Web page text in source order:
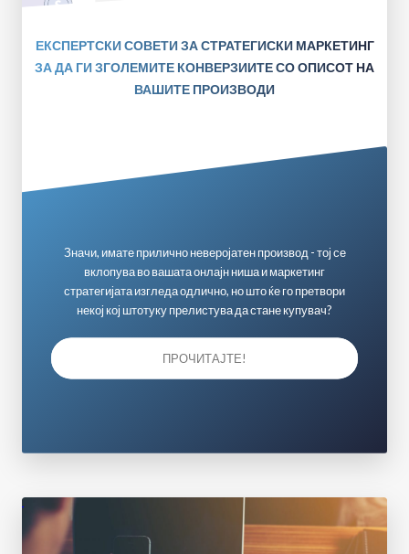
ЕКСПЕРТСКИ СОВЕТИ ЗА СТРАТЕГИСКИ МАРКЕТИНГ
ЗА ДА ГИ ЗГОЛЕМИТЕ КОНВЕРЗИИТЕ СО ОПИСОТ НА
ВАШИТЕ ПРОИЗВОДИ
Значи, имате прилично неверојатен производ - тој се
вклопува во вашата онлајн ниша и маркетинг
стратегијата изгледа одлично, но што ќе го претвори
некој кој штотуку прелистува да стане купувач?
ПРОЧИТАЈТЕ!